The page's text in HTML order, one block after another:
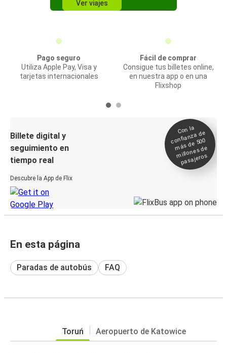
Ver viajes
Pago seguro
Utiliza Apple Pay, Visa y
tarjetas internacionales
Fácil de comprar
Consigue tus billetes online,
en nuestra app o en una
Flixshop
Billete digital y
seguimiento en
tiempo real
Descubre la App de Flix
Con la
confianza de
más de 500
millones de
pasajeros
En esta página
Paradas de autobús FAQ
Toruń Aeropuerto de Katowice